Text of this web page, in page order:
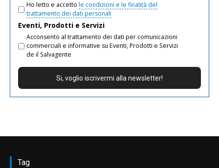
Ho letto e accetto le condizioni e le finalità del
trattamento dei dati personali
Eventi, Prodotti e Servizi
Acconsento al trattamento dei dati per comunicazioni
commerciali e informative su Eventi, Prodotti e Servizi
de il Salvagente
Tag